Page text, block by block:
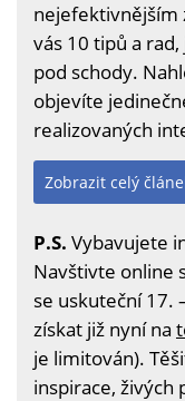
nejefektivnějším
vás 10 tipů a
pod schody.
objevíte
realizovaných
Zobrazit celý
P.S. Vybavujete
Navštivte online
se uskuteční 17.
získat již nyní na
je limitován).
inspirace, živých